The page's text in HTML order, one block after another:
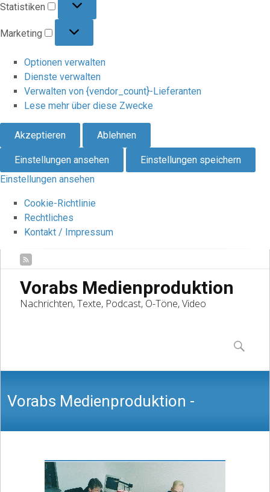
Statistiken
Marketing
Optionen verwalten
Dienste verwalten
Verwalten von {vendor_count}-Lieferanten
Lese mehr über diese Zwecke
Akzeptieren Ablehnen
Einstellungen ansehen
Einstellungen speichern
Einstellungen ansehen
Cookie-Richtlinie
Rechtliches
Kontakt / Impressum
Vorabs Medienproduktion
Nachrichten, Texte, Podcast, O-Töne, Video
content
Suchen
nach:
Vorabs Medienproduktion -
Nachrichten, Texte, Podcast, O-Töne,